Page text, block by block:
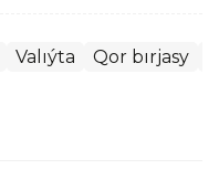
Valıýta Qor bırjasy